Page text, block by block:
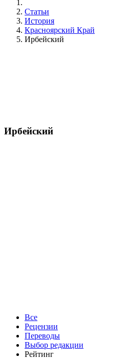
Статьи
История
Красноярский Край
Ирбейский
Ирбейский
Все
Рецензии
Переводы
Выбор редакции
Рейтинг